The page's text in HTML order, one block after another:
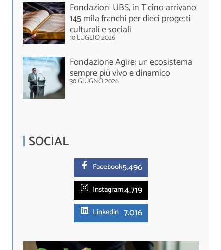
Fondazioni UBS, in Ticino arrivano
145 mila franchi per dieci progetti
culturali e sociali
10 LUGLIO 2026
Fondazione Agire: un ecosistema
sempre più vivo e dinamico
30 GIUGNO 2026
SOCIAL
Facebook5.496
Instagram4.719
Linkedin 7.016